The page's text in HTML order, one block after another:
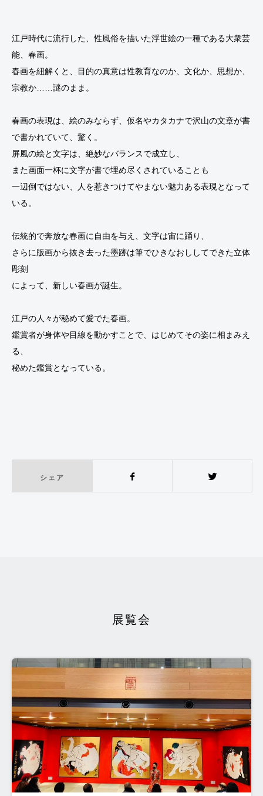
江戸時代に流行した、性風俗を描いた浮世絵の一種である大衆芸
能、春画。
春画を紐解くと、目的の真意は性教育なのか、文化か、思想か、
宗教か……謎のまま。
春画の表現は、絵のみならず、仮名やカタカナで沢山の文章が書
で書かれていて、驚く。
屏風の絵と文字は、絶妙なバランスで成立し、
また画面一杯に文字が書で埋め尽くされていることも
一辺倒ではない、人を惹きつけてやまない魅力ある表現となって
いる。
伝統的で奔放な春画に自由を与え、文字は宙に踊り、
さらに版画から抜き去った墨跡は筆でひきなおししてできた立体
彫刻
によって、新しい春画が誕生。
江戸の人々が秘めて愛でた春画。
鑑賞者が身体や目線を動かすことで、はじめてその姿に相まみえ
る、
秘めた鑑賞となっている。
シェア
展覧会